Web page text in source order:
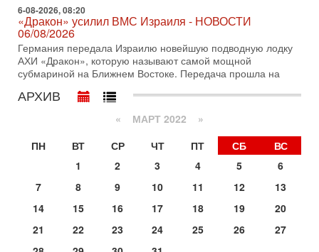
Битва за разоружение ХАМАСа - НОВОСТИ
31/07/2026
Сегодня президент США Дональд Трамп заявил о
достижении исторического соглашения о полном
разоружении ХАМАСа и других вооруженных группировок в
Иран доведет Трампа до крайних мер? Разбор и
оценка от военного обозревателя Давида Шарпа
Ситуация вокруг противостояния Ирана и США накаляется
с каждым днем. Почему Трамп в самый последний момент
отменил решение о нанесении тяжелых ударов
30-07-2026, 16:54
Покупатель авиакомпании «Аркия» намерен
запретить полеты по субботам!
Вокруг возможной продажи авиакомпании «Аркия»
разгорается громкий конфликт.
6-08-2026, 08:20
«Дракон» усилил ВМС Израиля - НОВОСТИ
06/08/2026
Германия передала Израилю новейшую подводную лодку
АХИ «Дракон», которую называют самой мощной
субмариной на Ближнем Востоке. Передача прошла на
АРХИВ
« МАРТ 2022 »
ПН
ВТ СР ЧТ ПТ СБ
ВС
1
2 3 4 5
6
7
8 9 10 11 12
13
14
15 16 17 18 19
20
21
22 23 24 25 26
27